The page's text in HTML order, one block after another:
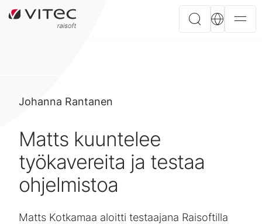
Johanna Rantanen
Matts kuuntelee
työkavereita ja testaa
ohjelmistoa
Matts Kotkamaa aloitti testaajana Raisoftilla